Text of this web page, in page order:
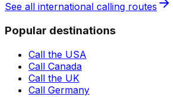
See all international calling routes
Popular destinations
Call the USA
Call Canada
Call the UK
Call Germany